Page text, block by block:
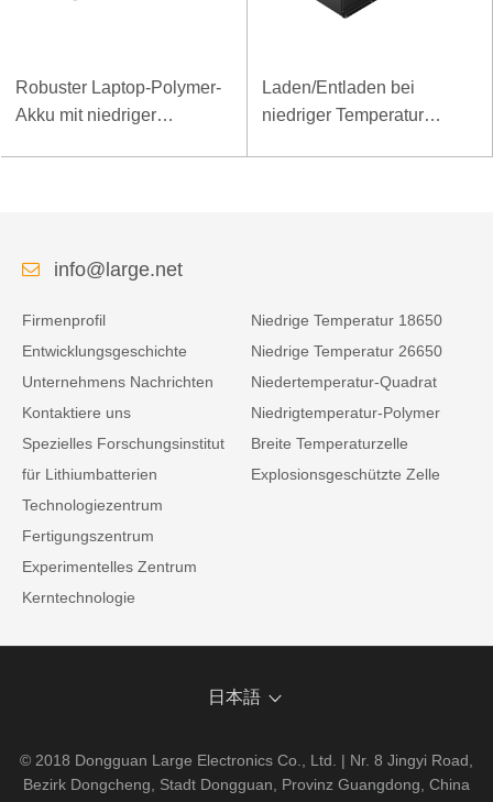
Robuster Laptop-Polymer-
Akku mit niedriger
Laden/Entladen bei
niedriger Temperatur
info@large.net
Firmenprofil
Entwicklungsgeschichte
Unternehmens Nachrichten
Kontaktiere uns
Spezielles Forschungsinstitut
für Lithiumbatterien
Technologiezentrum
Fertigungszentrum
Experimentelles Zentrum
Kerntechnologie
Niedrige Temperatur 18650
Niedrige Temperatur 26650
Niedertemperatur-Quadrat
Niedrigtemperatur-Polymer
Breite Temperaturzelle
Explosionsgeschützte Zelle
日本語
© 2018 Dongguan Large Electronics Co., Ltd. | Nr. 8 Jingyi Road,
Bezirk Dongcheng, Stadt Dongguan, Provinz Guangdong, China